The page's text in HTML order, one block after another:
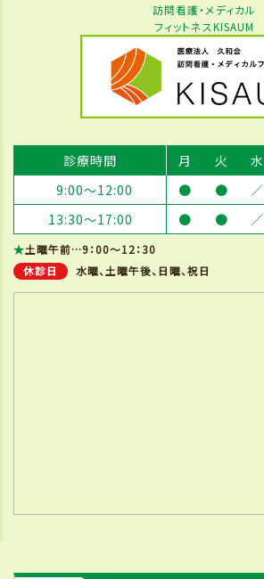
訪問看護・メディカル
フィットネスKISAUM
診療時間 月 火 水
9:00～12:00
● ● ／
13:30～17:00
● ● ／
★土曜午前…9：00～12：30
休診日
水曜、土曜午後、日曜、祝日